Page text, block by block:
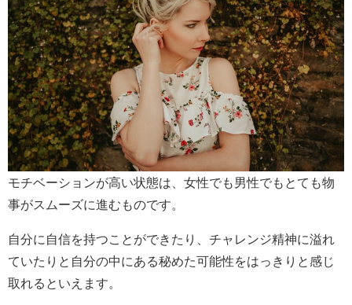
モチベーションが高い状態は、女性でも男性でもとても物
事がスムーズに進むものです。
自分に自信を持つことができたり、チャレンジ精神に溢れ
ていたりと自分の中にある秘めた可能性をはっきりと感じ
取れるといえます。